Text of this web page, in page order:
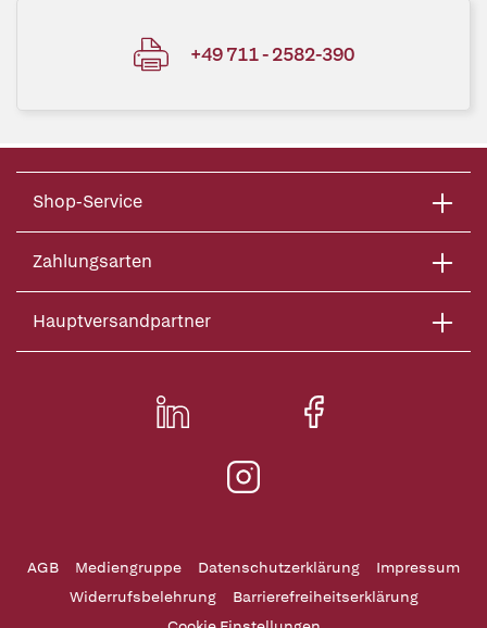
+49 711 - 2582-390
Shop-Service
Zahlungsarten
Hauptversandpartner
AGB Mediengruppe Datenschutzerklärung
Impressum
Widerrufsbelehrung
Barrierefreiheitserklärung